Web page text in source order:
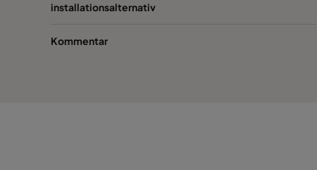
installationsalternativ
Kommentar